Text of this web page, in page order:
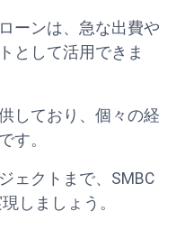
ーンは、急な出費や
として活用できま
しており、個々の経
す。
ェクトまで、SMBC
しましょう。